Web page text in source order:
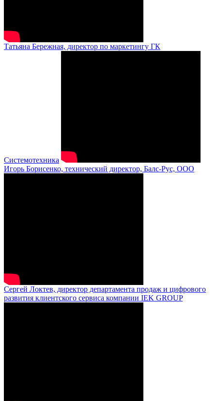
Татьяна Бережная, директор по маркетингу ГК
Системотехника
Игорь Борисенко, технический директор, Балс-Рус, ООО
Сергей Локтев, директор департамента продаж и цифрового
развития клиентского сервиса компании IEK GROUP